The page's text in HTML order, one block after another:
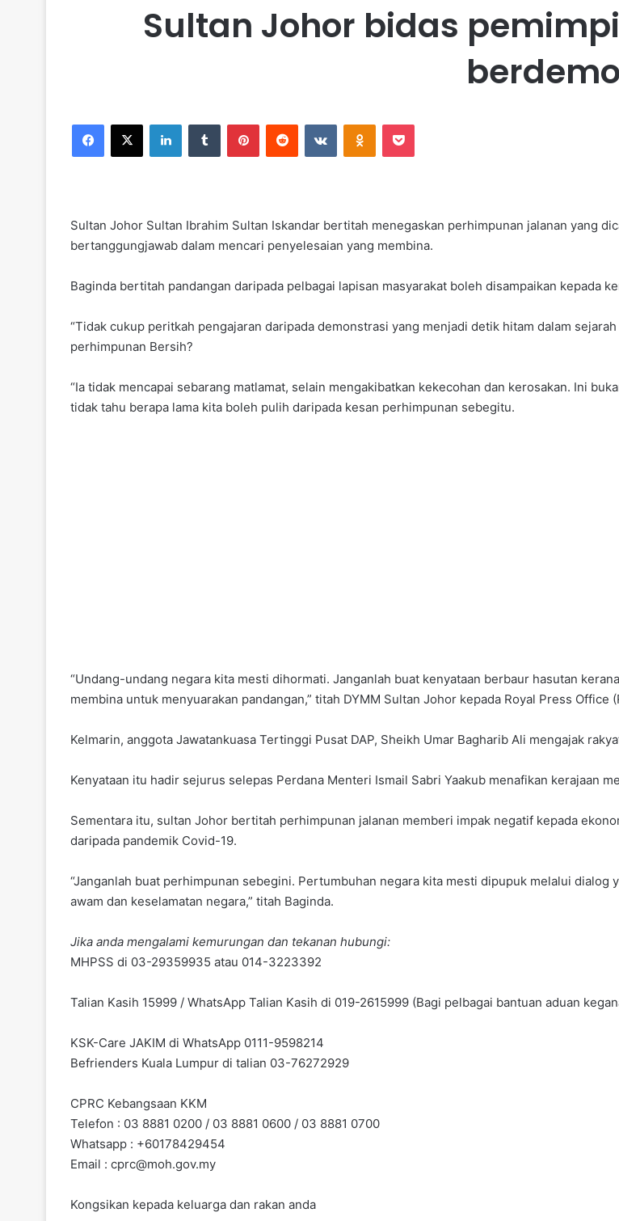
Sultan Johor bidas
berdemo
Sultan Johor Sultan Ibrahim Sultan Iskandar bertitah menegaskan perhimpunan jalanan yang
bertanggungjawab dalam mencari penyelesaian yang membina.
Baginda bertitah pandangan daripada pelbagai lapisan masyarakat boleh disampaikan kepada
“Tidak cukup peritkah pengajaran daripada demonstrasi yang menjadi detik hitam dalam
perhimpunan Bersih?
“Ia tidak mencapai sebarang matlamat, selain mengakibatkan kekecohan dan kerosakan. Ini
tidak tahu berapa lama kita boleh pulih daripada kesan perhimpunan sebegitu.
“Undang-undang negara kita mesti dihormati. Janganlah buat kenyataan berbaur hasutan
membina untuk menyuarakan pandangan,” titah DYMM Sultan Johor kepada Royal Press Office
Kelmarin, anggota Jawatankuasa Tertinggi Pusat DAP, Sheikh Umar Bagharib Ali mengajak
Kenyataan itu hadir sejurus selepas Perdana Menteri Ismail Sabri Yaakub menafikan kerajaan
Sementara itu, sultan Johor bertitah perhimpunan jalanan memberi impak negatif kepada
daripada pandemik Covid-19.
“Janganlah buat perhimpunan sebegini. Pertumbuhan negara kita mesti dipupuk melalui dialog
awam dan keselamatan negara,” titah Baginda.
Jika anda mengalami kemurungan dan tekanan hubungi:
MHPSS di 03-29359935 atau 014-3223392
Talian Kasih 15999 / WhatsApp Talian Kasih di 019-2615999 (Bagi pelbagai bantuan aduan
KSK-Care JAKIM di WhatsApp 0111-9598214
Befrienders Kuala Lumpur di talian 03-76272929
CPRC Kebangsaan KKM
Telefon : 03 8881 0200 / 03 8881 0600 / 03 8881 0700
Whatsapp : +60178429454
Email : cprc@moh.gov.my
Kongsikan kepada keluarga dan rakan anda